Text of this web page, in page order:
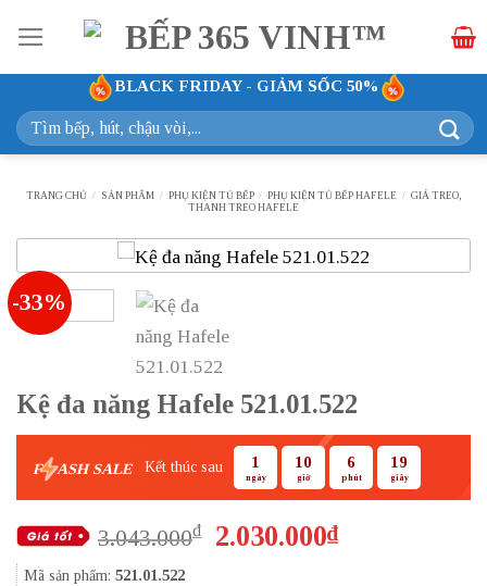
qua
nội
dung
BLACK FRIDAY - GIẢM SỐC 50%
Tìm
kiếm:
TRANG CHỦ / SẢN PHẨM / PHỤ KIỆN TỦ BẾP / PHỤ KIỆN TỦ BẾP HAFELE / GIÁ TREO,
THANH TREO HAFELE
-33%
Kệ đa năng Hafele 521.01.522
F ASH SALE Kết thúc sau 1
ngày
10
giờ
6
phút
18
giây
3.043.000₫
Giá
2.030.000₫Giá
Mã sản phẩm: 521.01.522